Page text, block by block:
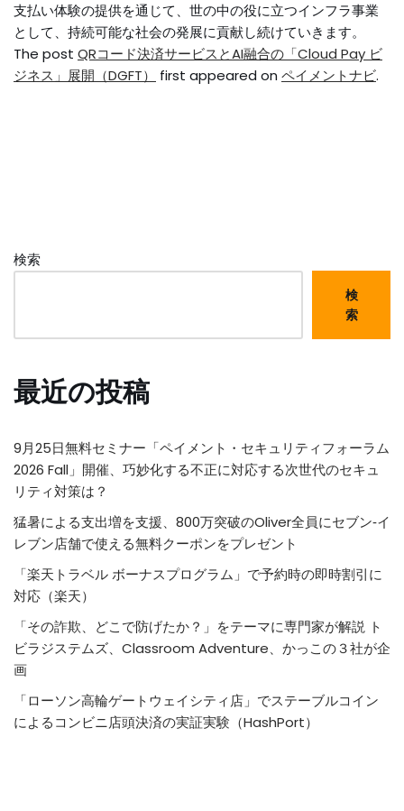
支払い体験の提供を通じて、世の中の役に立つインフラ事業
として、持続可能な社会の発展に貢献し続けていきます。
The post QRコード決済サービスとAI融合の「Cloud Pay ビ
ジネス」展開（DGFT）
first appeared on ペイメントナビ.
検索
検
索
最近の投稿
9月25日無料セミナー「ペイメント・セキュリティフォーラム
2026 Fall」開催、巧妙化する不正に対応する次世代のセキュ
リティ対策は？
猛暑による支出増を支援、800万突破のOliver全員にセブン‐イ
レブン店舗で使える無料クーポンをプレゼント
「楽天トラベル ボーナスプログラム」で予約時の即時割引に
対応（楽天）
「その詐欺、どこで防げたか？」をテーマに専門家が解説 ト
ビラジステムズ、Classroom Adventure、かっこの３社が企
画
「ローソン高輪ゲートウェイシティ店」でステーブルコイン
によるコンビニ店頭決済の実証実験（HashPort）